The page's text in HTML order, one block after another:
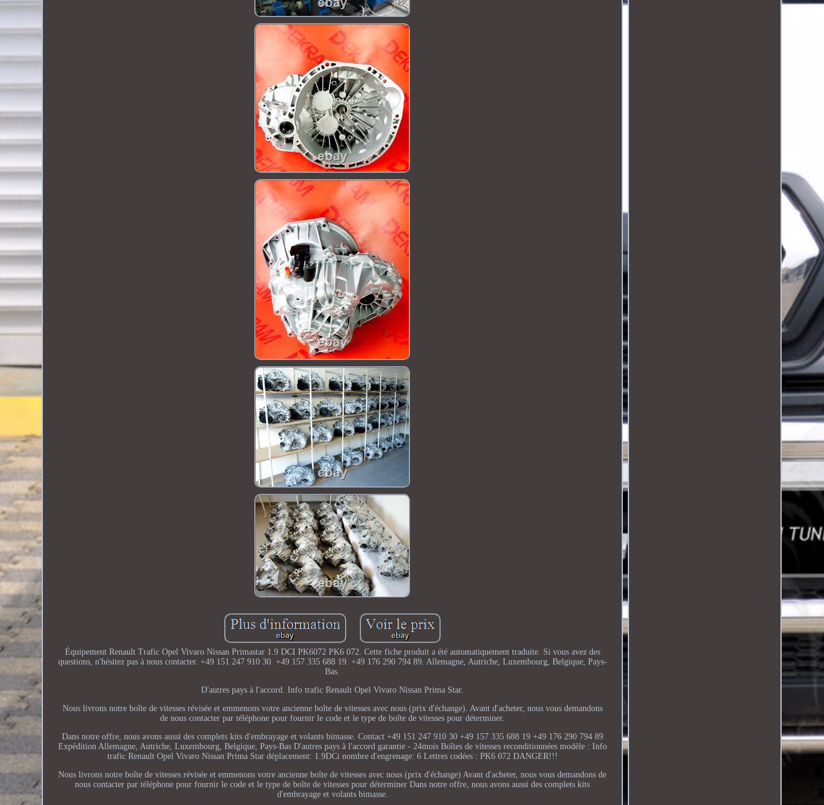
Équipement Renault Trafic Opel Vivaro Nissan Primastar 1.9 DCI PK6072 PK6 072. Cette fiche produit a été automatiquement traduite. Si vous avez des
questions, n'hésitez pas à nous contacter. +49 151 247 910 30. +49 157 335 688 19. +49 176 290 794 89. Allemagne, Autriche, Luxembourg, Belgique, Pays-
Bas.
D'autres pays à l'accord. Info trafic Renault Opel Vivaro Nissan Prima Star.
Nous livrons notre boîte de vitesses révisée et emmenons votre ancienne boîte de vitesses avec nous (prix d'échange). Avant d'acheter, nous vous demandons
de nous contacter par téléphone pour fournir le code et le type de boîte de vitesses pour déterminer.
Dans notre offre, nous avons aussi des complets kits d'embrayage et volants bimasse. Contact +49 151 247 910 30 +49 157 335 688 19 +49 176 290 794 89
Expédition Allemagne, Autriche, Luxembourg, Belgique, Pays-Bas D'autres pays à l'accord garantie - 24mois Boîtes de vitesses reconditionnées modèle : Info
trafic Renault Opel Vivaro Nissan Prima Star déplacement: 1.9DCi nombre d'engrenage: 6 Lettres codées : PK6 072 DANGER!!!
Nous livrons notre boîte de vitesses révisée et emmenons votre ancienne boîte de vitesses avec nous (prix d'échange) Avant d'acheter, nous vous demandons de
nous contacter par téléphone pour fournir le code et le type de boîte de vitesses pour déterminer Dans notre offre, nous avons aussi des complets kits
d'embrayage et volants bimasse.